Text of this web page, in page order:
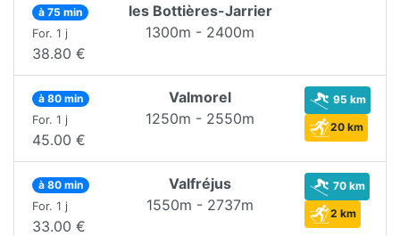
à 75 min
For. 1 j
38.80 €
les Bottières-Jarrier
1300m - 2400m
à 80 min
For. 1 j
45.00 €
Valmorel
1250m - 2550m
95 km
20 km
à 80 min
For. 1 j
33.00 €
Valfréjus
1550m - 2737m
70 km
2 km